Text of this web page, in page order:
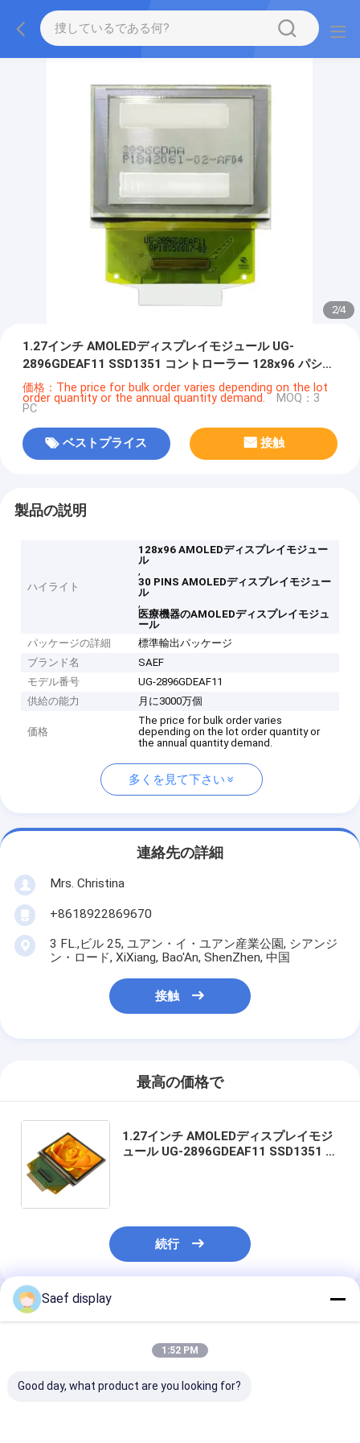
2/4
1.27インチ AMOLEDディスプレイモジュール UG-
2896GDEAF11 SSD1351 コントローラー 128x96 パシブ
マトリックス 30ピン ZIF 接続 医療機器用
価格：The price for bulk order varies depending on the lot
order quantity or the annual quantity demand. MOQ：3
PC
ベストプライス 接触
製品の説明
ハイライト
128x96 AMOLEDディスプレイモジュー
ル
,
30 PINS AMOLEDディスプレイモジュー
ル
,
医療機器のAMOLEDディスプレイモジュ
ール
パッケージの詳細
標準輸出パッケージ
ブランド名
SAEF
モデル番号
UG-2896GDEAF11
供給の能力
月に3000万個
価格
The price for bulk order varies
depending on the lot order quantity or
the annual quantity demand.
多くを見て下さい
連絡先の詳細
Mrs. Christina
+8618922869670
3 FL.,ビル 25, ユアン・イ・ユアン産業公園, シアンジ
ン・ロード, XiXiang, Bao'An, ShenZhen, 中国
接触
最高の価格で
1.27インチ AMOLEDディスプレイモジ
ュール UG-2896GDEAF11 SSD1351 コ
続行
推薦されたプロダクト
Saef display
1:52 PM
Good day, what product are you looking for?